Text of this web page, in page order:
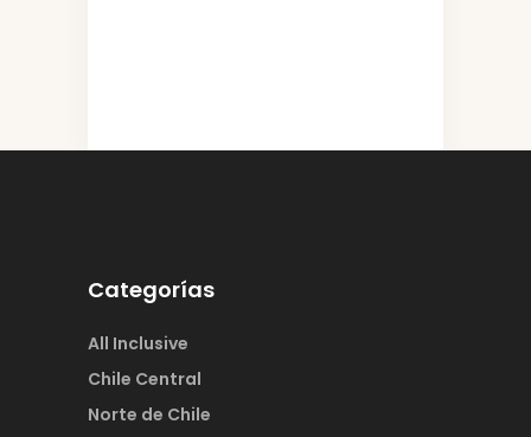
Categorías
All Inclusive
Chile Central
Norte de Chile